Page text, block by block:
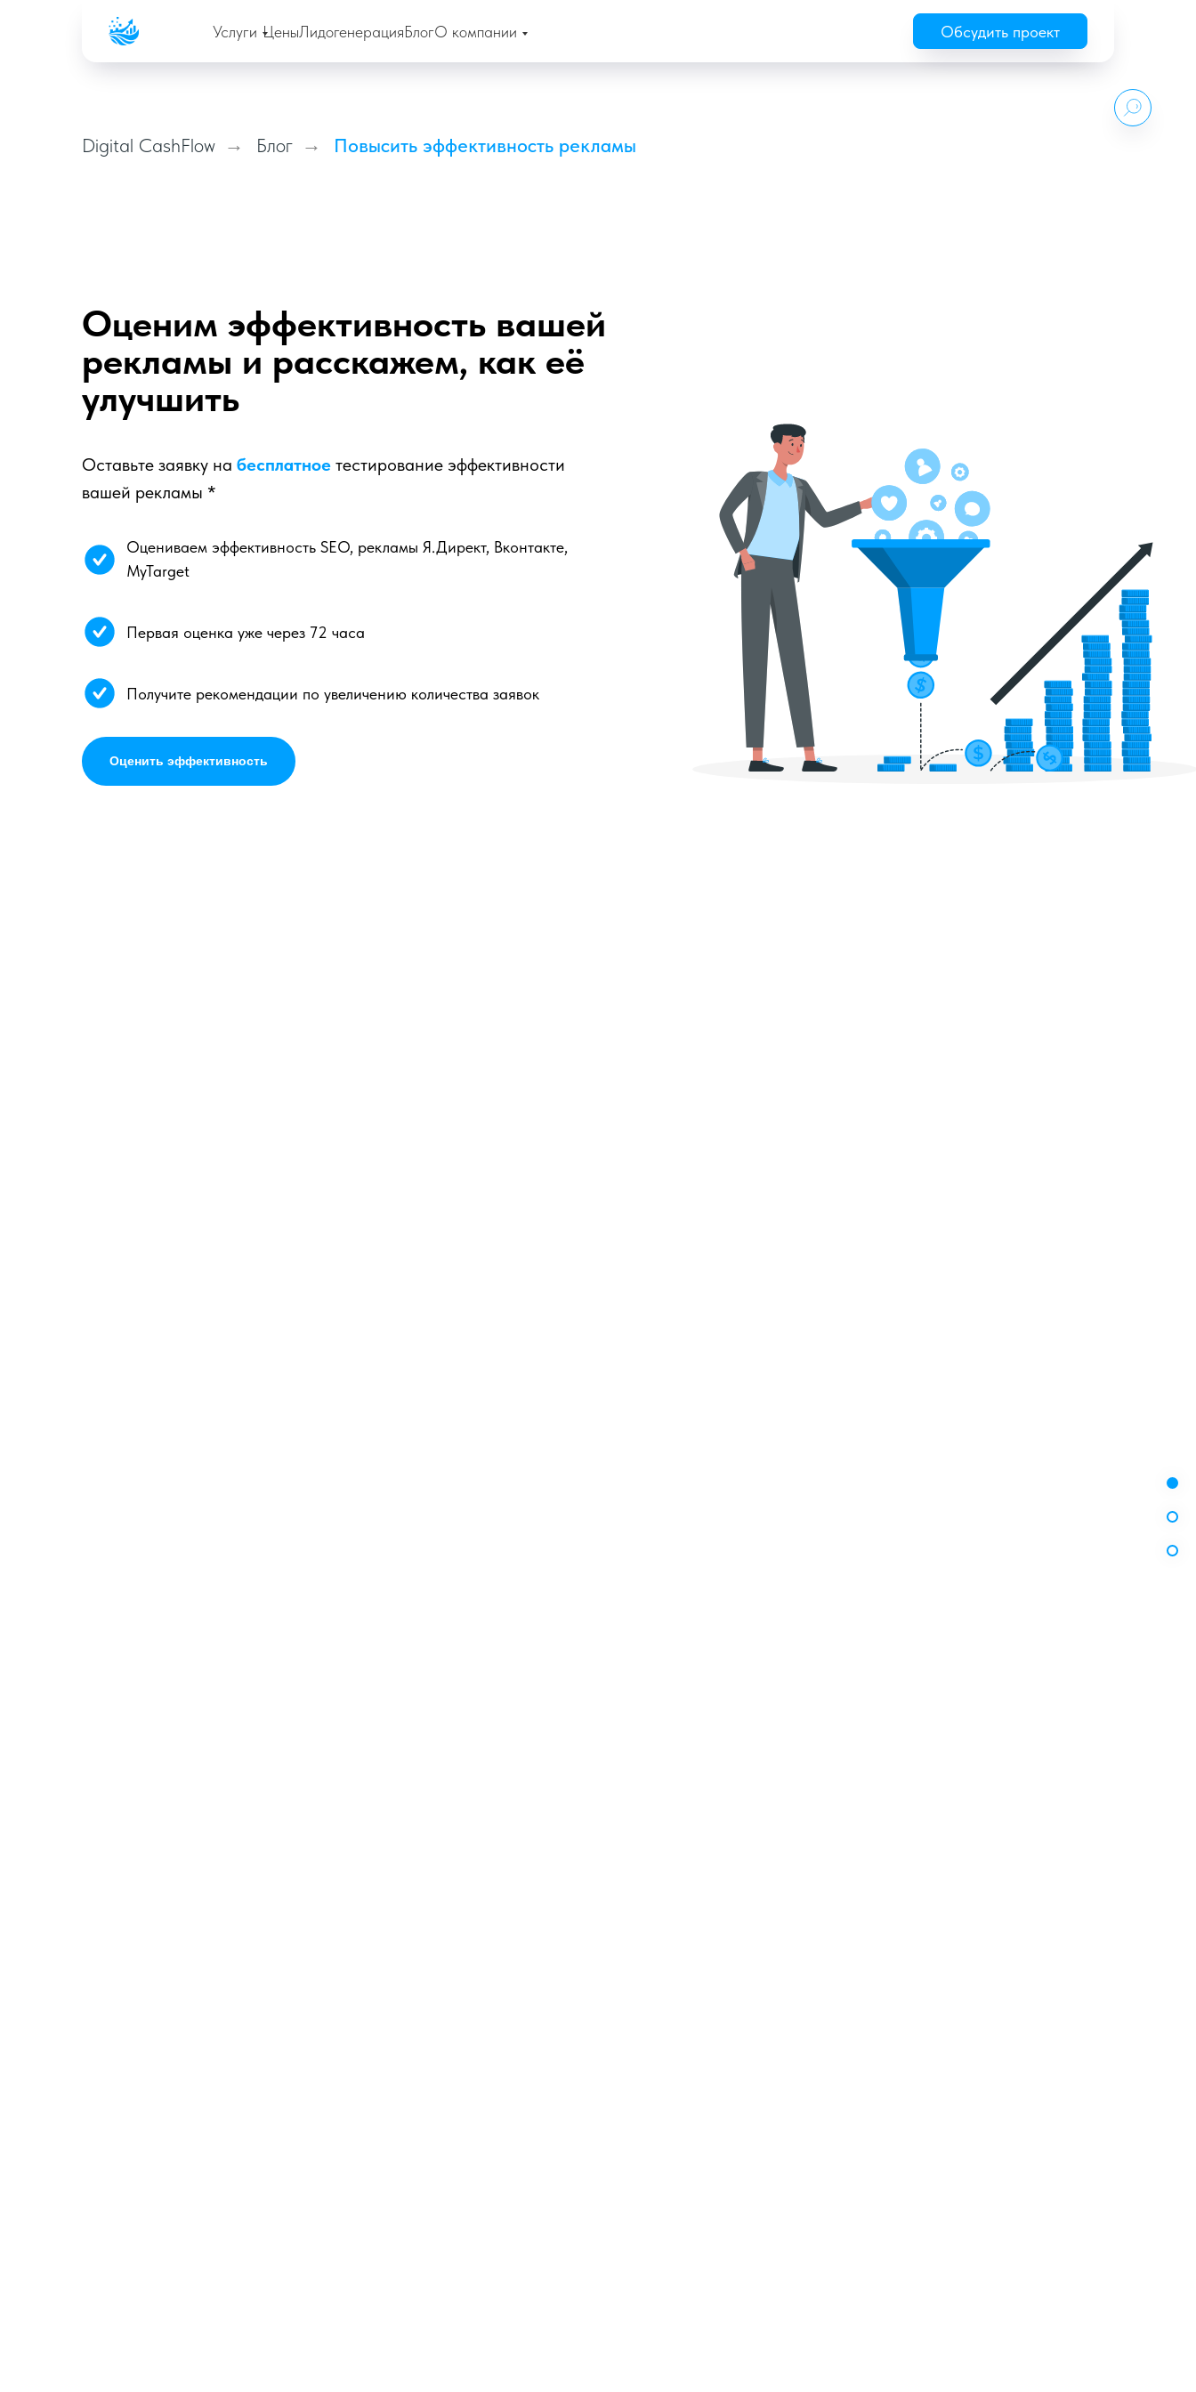
Услуги ЦеныЛидогенерацияБлогО компании Обсудить проект
Digital CashFlow → Блог → Повысить эффективность рекламы
Оцениваем эффективность SEO, рекламы Я.Директ, Вконтакте,
MyTarget
Первая оценка уже через 72 часа
Получите рекомендации по увеличению количества заявок
Оценим эффективность вашей
рекламы и расскажем, как её
улучшить
Оставьте заявку на бесплатное тестирование эффективности
вашей рекламы *
Оценить эффективность